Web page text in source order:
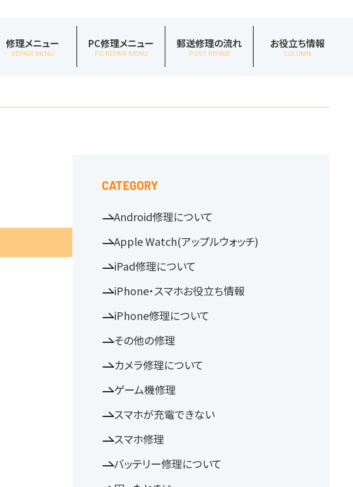
修理メニュー
REPAIR MENU
PC修理メニュー
PC REPAIR MENU
郵送修理の流れ
POST REPAIR
お役立ち情報
COLUMN
CATEGORY
Android修理について
Apple Watch(アップルウォッチ)
iPad修理について
iPhone・スマホお役立ち情報
iPhone修理について
その他の修理
カメラ修理について
ゲーム機修理
スマホが充電できない
スマホ修理
バッテリー修理について